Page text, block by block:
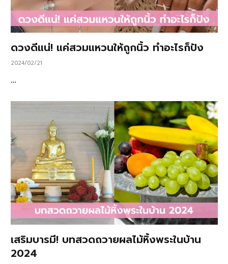
ดวงดีแน่! แค่สวมแหวนให้ถูกนิ้ว ทำอะไรก็ปัง
2024/02/21
…
เสริมบารมี! บทสวดถวายผลไม้หิ้งพระในบ้าน
2024